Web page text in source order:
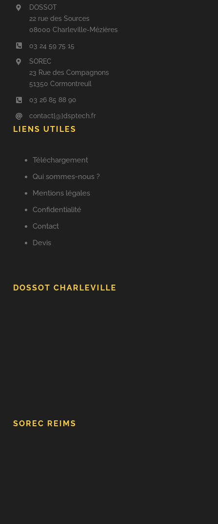
DOSSOT
22 rue des Sources
08000 Charleville-Mézières
03 24 59 75 15
SOREC
23 Rue des Compagnons
51350 Cormontreuil
03 26 85 88 90
contact[@]dsptech.fr
LIENS UTILES
Téléchargement
Qui sommes-nous ?
Mentions légales
Confidentialité
Contact
Devis
DOSSOT CHARLEVILLE
SOREC REIMS